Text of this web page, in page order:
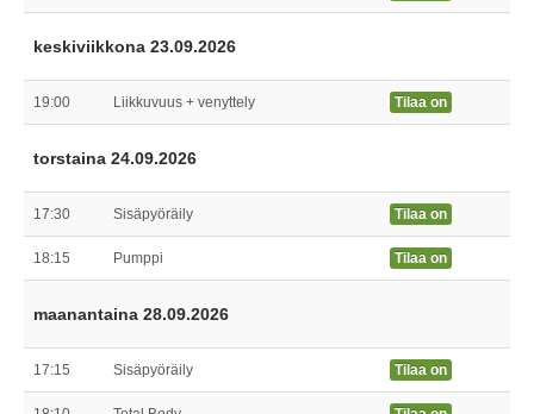
keskiviikkona 23.09.2026
19:00 Liikkuvuus + venyttely Tilaa on
torstaina 24.09.2026
17:30 Sisäpyöräily Tilaa on
18:15 Pumppi Tilaa on
maanantaina 28.09.2026
17:15 Sisäpyöräily Tilaa on